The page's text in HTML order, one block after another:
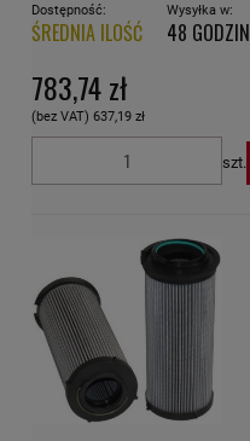
Dostępność:
ŚREDNIA ILOŚĆ
Wysyłka w:
48 GODZIN
783,74 zł
(bez VAT) 637,19 zł
szt.